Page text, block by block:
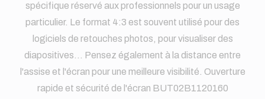
spécifique réservé aux professionnels pour un usage
particulier. Le format 4:3 est souvent utilisé pour des
logiciels de retouches photos, pour visualiser des
diapositives... Pensez également à la distance entre
l'assise et l'écran pour une meilleure visibilité. Ouverture
rapide et sécurité de l'écran BUT02B1120160